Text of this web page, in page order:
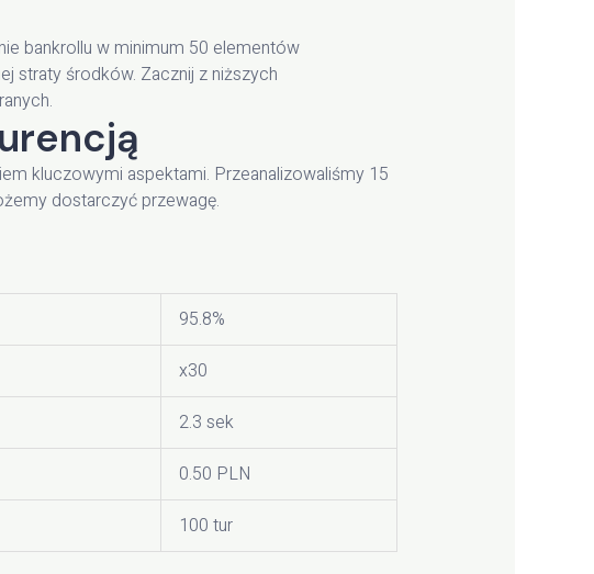
bankrollu w minimum 50 elementów
straty środków. Zacznij z niższych
kluczowymi aspektami. Przeanalizowaliśmy 15
dostarczyć przewagę.
95.8%
x30
2.3 sek
0.50 PLN
100 tur